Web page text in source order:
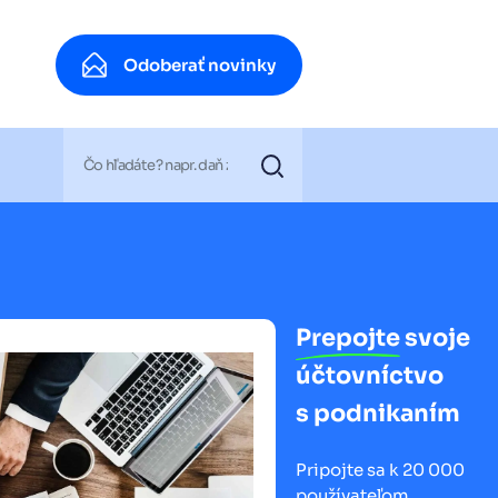
Odoberať novinky
Prepojtesvoje
účtovníctvo
s podnikaním
Pripojte sa k 20 000